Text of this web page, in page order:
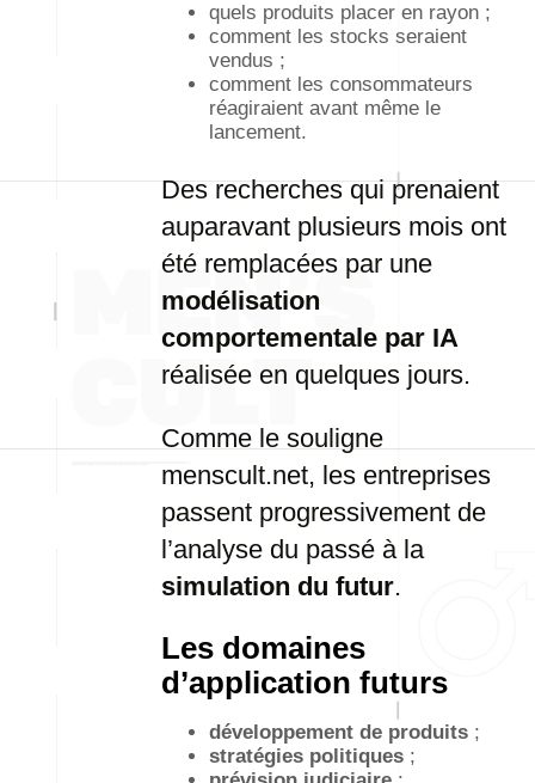
quels produits placer en rayon ;
comment les stocks seraient
vendus ;
comment les consommateurs
réagiraient avant même le
lancement.
Des recherches qui prenaient
auparavant plusieurs mois ont
été remplacées par une
modélisation
comportementale par IA
réalisée en quelques jours.
Comme le souligne
menscult.net, les entreprises
passent progressivement de
l’analyse du passé à la
simulation du futur.
Les domaines
d’application futurs
développement de produits ;
stratégies politiques ;